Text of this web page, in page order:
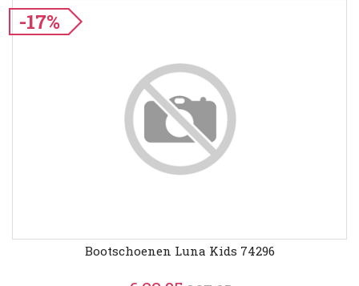
-17%
Bootschoenen Luna Kids 74296